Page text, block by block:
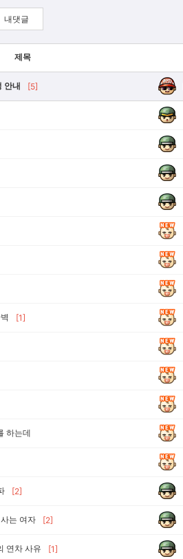
내댓글
제목
안내 [5]
[1]
하는데
[2]
는 여자 [2]
연차 사유 [1]